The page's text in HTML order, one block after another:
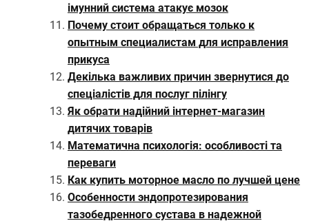
імунний система атакує мозок
Почему стоит обращаться только к
опытным специалистам для исправления
прикуса
Декілька важливих причин звернутися до
спеціалістів для послуг пілінгу
Як обрати надійний інтернет-магазин
дитячих товарів
Математична психологія: особливості та
переваги
Как купить моторное масло по лучшей цене
Особенности эндопротезирования
тазобедренного сустава в надежной